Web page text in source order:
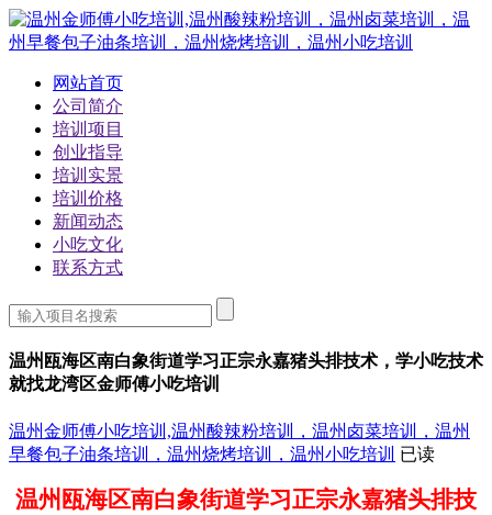
网站首页
公司简介
培训项目
创业指导
培训实景
培训价格
新闻动态
小吃文化
联系方式
温州瓯海区南白象街道学习正宗永嘉猪头排技术，学小吃技术
就找龙湾区金师傅小吃培训
温州金师傅小吃培训,温州酸辣粉培训，温州卤菜培训，温州
早餐包子油条培训，温州烧烤培训，温州小吃培训 已读
温州瓯海区南白象街道学习正宗永嘉猪头排技